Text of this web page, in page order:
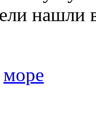
нашли
море